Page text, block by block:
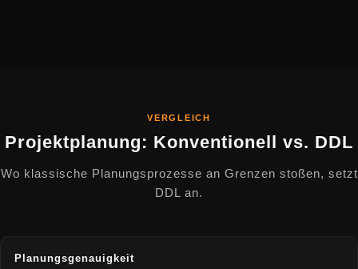
VERGLEICH
Projektplanung: Konventionell vs. DDL
Wo klassische Planungsprozesse an Grenzen stoßen, setzt
DDL an.
Planungsgenauigkeit